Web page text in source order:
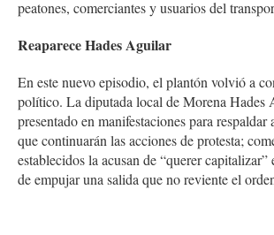
peatones, comerciantes y usuarios del
Reaparece Hades Aguilar
En este nuevo episodio, el plantón volvió a
político. La diputada local de Morena Hades
presentado en manifestaciones para
que continuarán las acciones de protesta;
establecidos la acusan de “querer
de empujar una salida que no reviente el